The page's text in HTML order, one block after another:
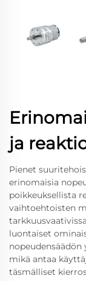
ja
Pienet
erinomaisia
poikkeuksellista
vaihtoehtoisten
luontaiset
mikä antaa
täsmälliset